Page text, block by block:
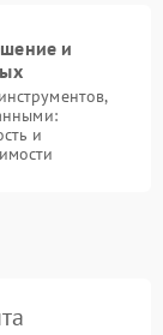
и
и